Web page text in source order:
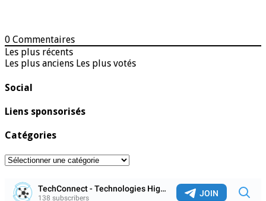
0 Commentaires
Les plus récents
Les plus anciens Les plus votés
Social
Liens sponsorisés
Catégories
Catégories